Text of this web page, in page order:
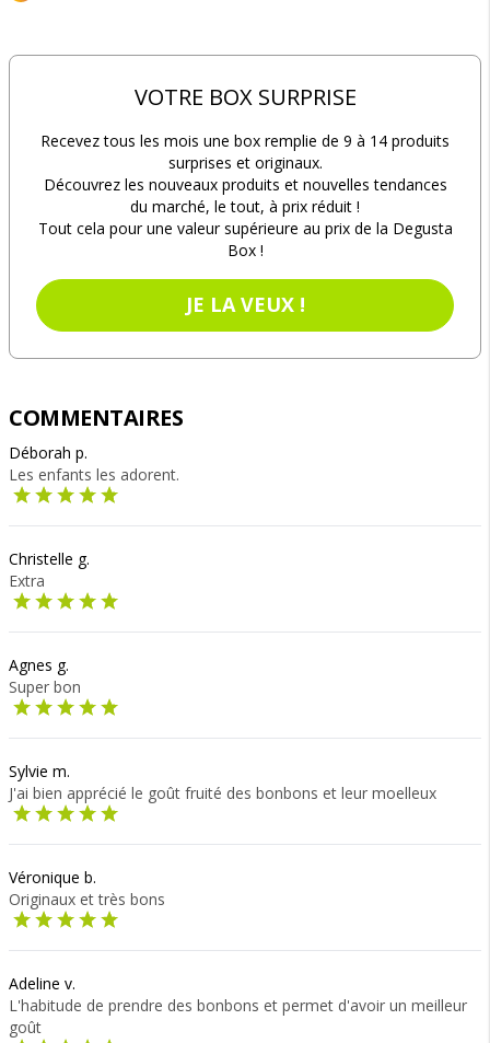
VOTRE BOX SURPRISE
Recevez tous les mois une box remplie de 9 à 14 produits
surprises et originaux.
Découvrez les nouveaux produits et nouvelles tendances
du marché, le tout, à prix réduit !
Tout cela pour une valeur supérieure au prix de la Degusta
Box !
JE LA VEUX !
COMMENTAIRES
Déborah p.
Les enfants les adorent.
Christelle g.
Extra
Agnes g.
Super bon
Sylvie m.
J'ai bien apprécié le goût fruité des bonbons et leur moelleux
Véronique b.
Originaux et très bons
Adeline v.
L'habitude de prendre des bonbons et permet d'avoir un meilleur
goût